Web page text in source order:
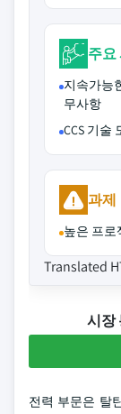
주요
지속가능
무사항
CCS 기술
과제
높은 프로
Translated
시장
전력 부문은 탈